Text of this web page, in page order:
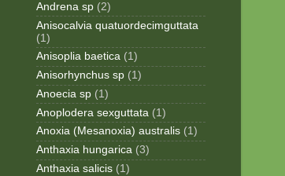
Andrena sp (2)
Anisocalvia quatuordecimguttata
(1)
Anisoplia baetica (1)
Anisorhynchus sp (1)
Anoecia sp (1)
Anoplodera sexguttata (1)
Anoxia (Mesanoxia) australis (1)
Anthaxia hungarica (3)
Anthaxia salicis (1)